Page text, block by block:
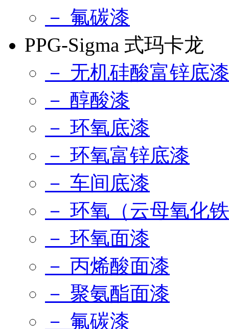
－ 氟碳漆
PPG-Sigma 式玛卡龙
－ 无机硅酸富锌底漆
－ 醇酸漆
－ 环氧底漆
－ 环氧富锌底漆
－ 车间底漆
－ 环氧（云母氧化
－ 环氧面漆
－ 丙烯酸面漆
－ 聚氨酯面漆
－ 氟碳漆